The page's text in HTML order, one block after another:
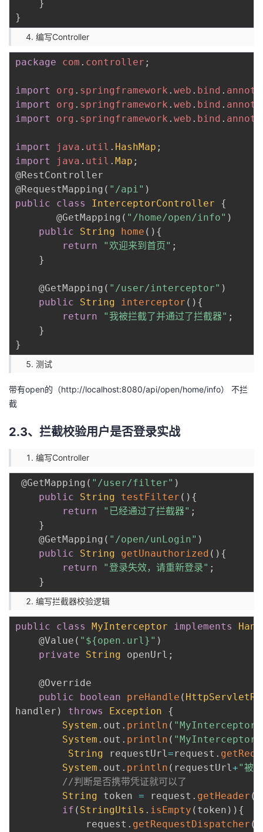
}
}
编写Controller
package com . controller ;
import org . springframework . web . bind .
import
org . springframework . web . bind .
import
org . springframework . web . bind .
import java . util . HashMap ;
import
java . util . Map ;
@RestController
@RequestMapping ( "/api" )
public
class InterceptorController
{
@GetMapping ( "/home/open/info" )
public
String home ( ) {
return
"欢迎来到首页" ;
}
@GetMapping ( "/user/interceptor" )
public
String interceptor ( ) {
return
"我被拦截了并通过了拦截器" ;
}
}
测试
带有open的（http://localhost:8080/api/open/home/info）
不拦
截
2.3、拦截校验用户是否登录实战
编写Controller
@GetMapping ( "/user/filter" )
public
String testFilter ( ) {
return
"已经通过了拦截器" ;
}
@GetMapping ( "/open/unLogin" )
public
String getUnauthorized ( ) {
return
"登录失效，请重新登录" ;
}
编写拦截器校验逻辑
public class MyInterceptor implements
@Value ( "${open.url}" )
private
String openUrl ;
@Override
public
boolean preHandle (
handler ) throws Exception
{
System . out . println ( "MyInterceptor....
System . out . println ( "MyInterceptor
String requestUrl=request .
System . out . println ( requestUrl+"被
//判断是否携带凭证就可以了
String token = request . getHeader (
if ( StringUtils . isEmpty ( token ) ) {
            request
. getRequestDispatcher (